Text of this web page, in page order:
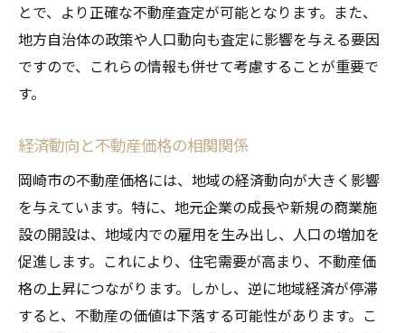
とで、より正確な不動産査定が可能となります。また、
地方自治体の政策や人口動向も査定に影響を与える要因
ですので、これらの情報も併せて考慮することが重要で
す。
経済動向と不動産価格の相関関係
岡崎市の不動産価格には、地域の経済動向が大きく影響
を与えています。特に、地元企業の成長や新規の商業施
設の開設は、地域内での雇用を生み出し、人口の増加を
促進します。これにより、住宅需要が高まり、不動産価
格の上昇につながります。しかし、逆に地域経済が停滞
すると、不動産の価値は下落する可能性があります。こ